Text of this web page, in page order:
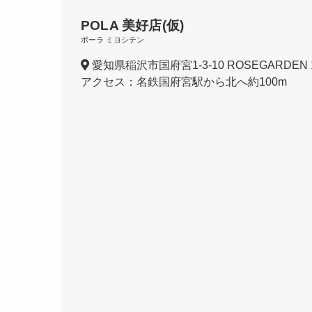
POLA 美好店(仮)
ポーラ ミヨシテン
愛知県稲沢市国府宮1-3-10 ROSEGARDEN
アクセス：名鉄国府宮駅から北へ約100m